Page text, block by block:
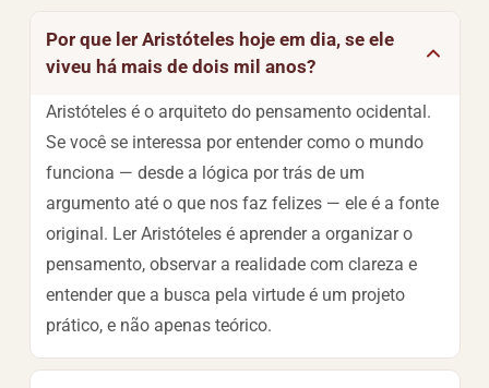
Por que ler Aristóteles hoje em dia, se ele
viveu há mais de dois mil anos?
Aristóteles é o arquiteto do pensamento ocidental.
Se você se interessa por entender como o mundo
funciona — desde a lógica por trás de um
argumento até o que nos faz felizes — ele é a fonte
original. Ler Aristóteles é aprender a organizar o
pensamento, observar a realidade com clareza e
entender que a busca pela virtude é um projeto
prático, e não apenas teórico.